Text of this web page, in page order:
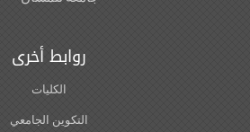
روابط أخرى
الكليات
التكوين الجامعي